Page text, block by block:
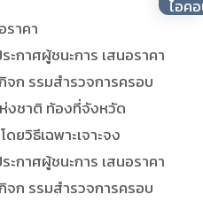
ราคา
ะกาศผู้ชนะการ เสนอราคา
ก รรมสำรวจการครอบ
งชาติ ท้องที่จังหวัด
ยวิธีเฉพาะเจาะจง
ะกาศผู้ชนะการ เสนอราคา
ก รรมสำรวจการครอบ